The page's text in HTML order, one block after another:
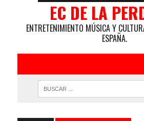
EC DE LA
ENTRETENIMIENTO MÚSICA Y
ESPAÑA.